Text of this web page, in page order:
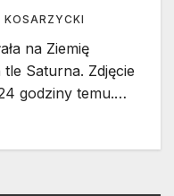
KOSARZYCKI
na Ziemię
Saturna. Zdjęcie
godziny temu.…